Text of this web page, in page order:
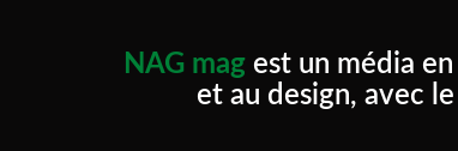
NAG mag est un média
et au design, avec